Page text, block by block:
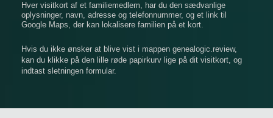
Hver visitkort af et familiemedlem, har du den sædvanlige
oplysninger, navn, adresse og telefonnummer, og et link til
Google Maps, der kan lokalisere familien på et kort.
Hvis du ikke ønsker at blive vist i mappen genealogic.review,
kan du klikke på den lille røde papirkurv lige på dit visitkort, og
indtast sletningen formular.